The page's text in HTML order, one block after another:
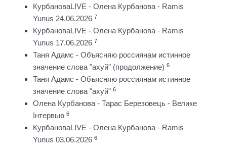
КурбановаLIVE - Олена Курбанова - Ramis
Yunus 24.06.2026 7
КурбановаLIVE - Олена Курбанова - Ramis
Yunus 17.06.2026 7
Таня Адамс - Объясняю россиянам истинное
значение слова "ахуй" (продолжение) 6
Таня Адамс - Объясняю россиянам истинное
значение слова "ахуй" 6
Олена Курбанова - Тарас Березовець - Велике
Інтервью 6
КурбановаLIVE - Олена Курбанова - Ramis
Yunus 03.06.2026 6